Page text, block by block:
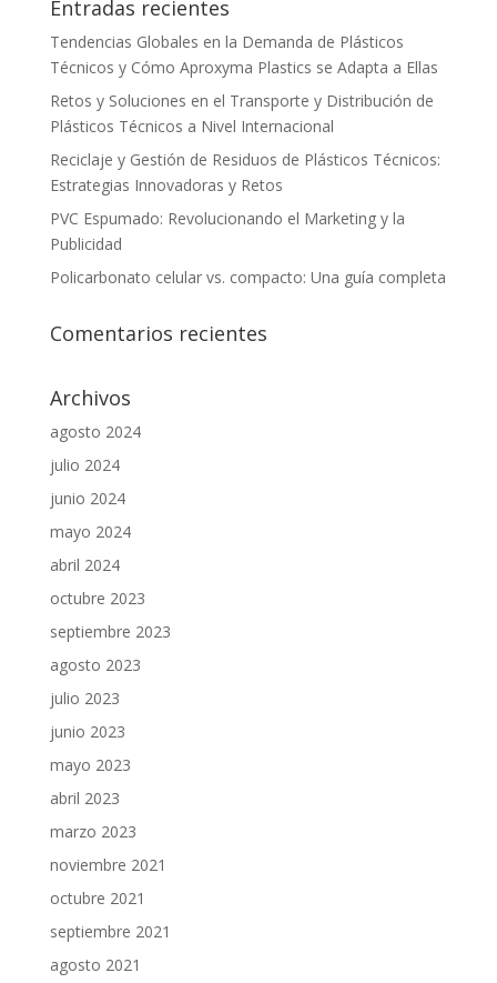
Entradas recientes
Tendencias Globales en la Demanda de Plásticos
Técnicos y Cómo Aproxyma Plastics se Adapta a Ellas
Retos y Soluciones en el Transporte y Distribución de
Plásticos Técnicos a Nivel Internacional
Reciclaje y Gestión de Residuos de Plásticos Técnicos:
Estrategias Innovadoras y Retos
PVC Espumado: Revolucionando el Marketing y la
Publicidad
Policarbonato celular vs. compacto: Una guía completa
Comentarios recientes
Archivos
agosto 2024
julio 2024
junio 2024
mayo 2024
abril 2024
octubre 2023
septiembre 2023
agosto 2023
julio 2023
junio 2023
mayo 2023
abril 2023
marzo 2023
noviembre 2021
octubre 2021
septiembre 2021
agosto 2021